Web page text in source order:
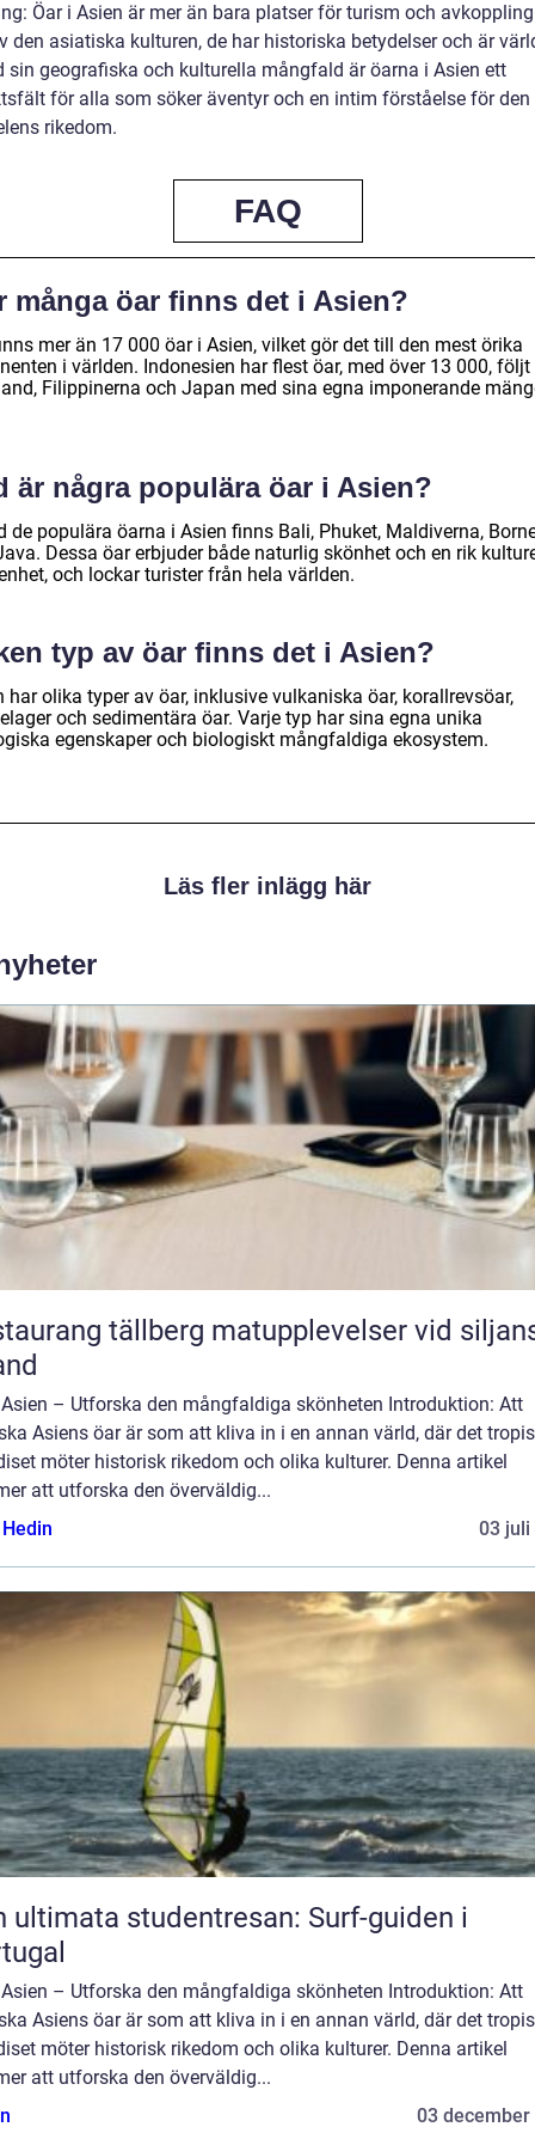
Öar i Asien är mer än bara platser för turism och
den asiatiska kulturen, de har historiska betydelser och är
sin geografiska och kulturella mångfald är öarna i Asien ett
för alla som söker äventyr och en intim förståelse för den
rikedom.
FAQ
många öar finns det i Asien?
mer än 17 000 öar i Asien, vilket gör det till den mest örika
i världen. Indonesien har flest öar, med över 13 000, följt
Filippinerna och Japan med sina egna imponerande
är några populära öar i Asien?
de populära öarna i Asien finns Bali, Phuket, Maldiverna,
Dessa öar erbjuder både naturlig skönhet och en rik
och lockar turister från hela världen.
typ av öar finns det i Asien?
har olika typer av öar, inklusive vulkaniska öar, korallrevsöar,
och sedimentära öar. Varje typ har sina egna unika
egenskaper och biologiskt mångfaldiga ekosystem.
Läs fler inlägg här
tällberg matupplevelser vid siljans
– Utforska den mångfaldiga skönheten Introduktion: Att
Asiens öar är som att kliva in i en annan värld, där det
möter historisk rikedom och olika kulturer. Denna artikel
att utforska den överväldig...
03 juli
ultimata studentresan: Surf-guiden i
– Utforska den mångfaldiga skönheten Introduktion: Att
Asiens öar är som att kliva in i en annan värld, där det
möter historisk rikedom och olika kulturer. Denna artikel
att utforska den överväldig...
03 december